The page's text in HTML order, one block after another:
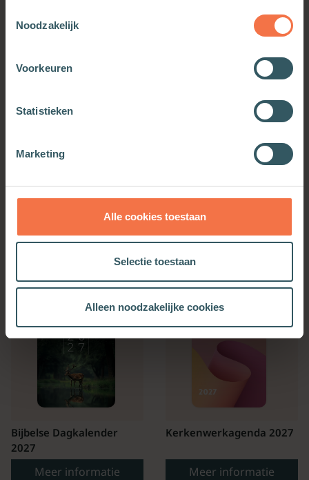
Noodzakelijk
Voorkeuren
Statistieken
Marketing
Alle cookies toestaan
Selectie toestaan
Alleen noodzakelijke cookies
De nieuwe Franse
Meer informatie Meer informatie
OOK INTERESSANT
Bijbelse Dagkalender
2027
Meer informatie
Kerkenwerkagenda 2027
Meer informatie